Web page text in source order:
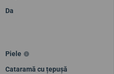
Da
Piele
Cataramă cu țepușă